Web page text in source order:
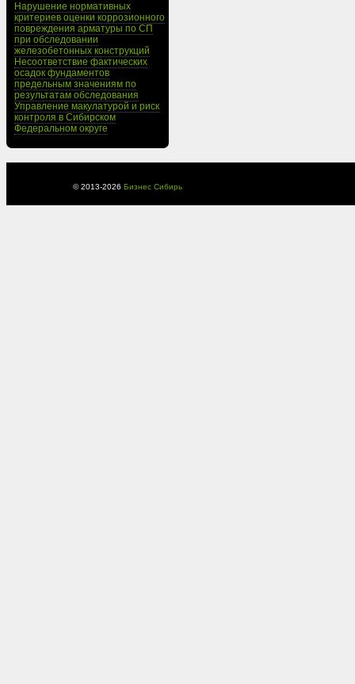
Нарушение нормативных
критериев оценки коррозионного
повреждения арматуры по СП
при обследовании
железобетонных конструкций
Несоответствие фактических
осадок фундаментов
предельным значениям по
результатам обследования
Управление макулатурой и риск
контроля в Сибирском
Федеральном округе
© 2013-2026 Бизнес Сибирь